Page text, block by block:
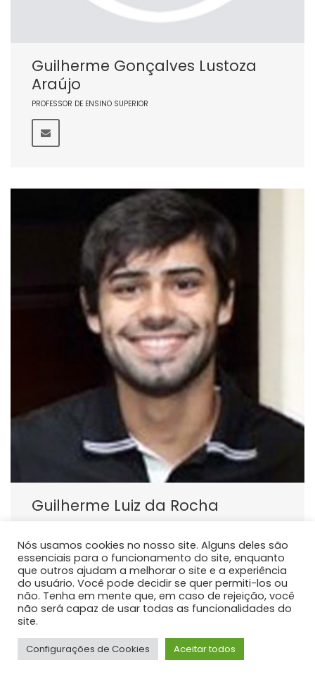
Guilherme Gonçalves Lustoza
Araújo
PROFESSOR DE ENSINO SUPERIOR
Guilherme Luiz da Rocha
Atualmente atua como docente do curso de
graduação em Medicina da Universidade Estadual do
Centro Oeste - Unicentro, responsável pelas
disciplinas de Anatomia Humana.
Nós usamos cookies no nosso site. Alguns deles são
essenciais para o funcionamento do site, enquanto
que outros ajudam a melhorar o site e a experiência
do usuário. Você pode decidir se quer permiti-los ou
não. Tenha em mente que, em caso de rejeição, você
não será capaz de usar todas as funcionalidades do
site.
Configurações de Cookies Aceitar todos